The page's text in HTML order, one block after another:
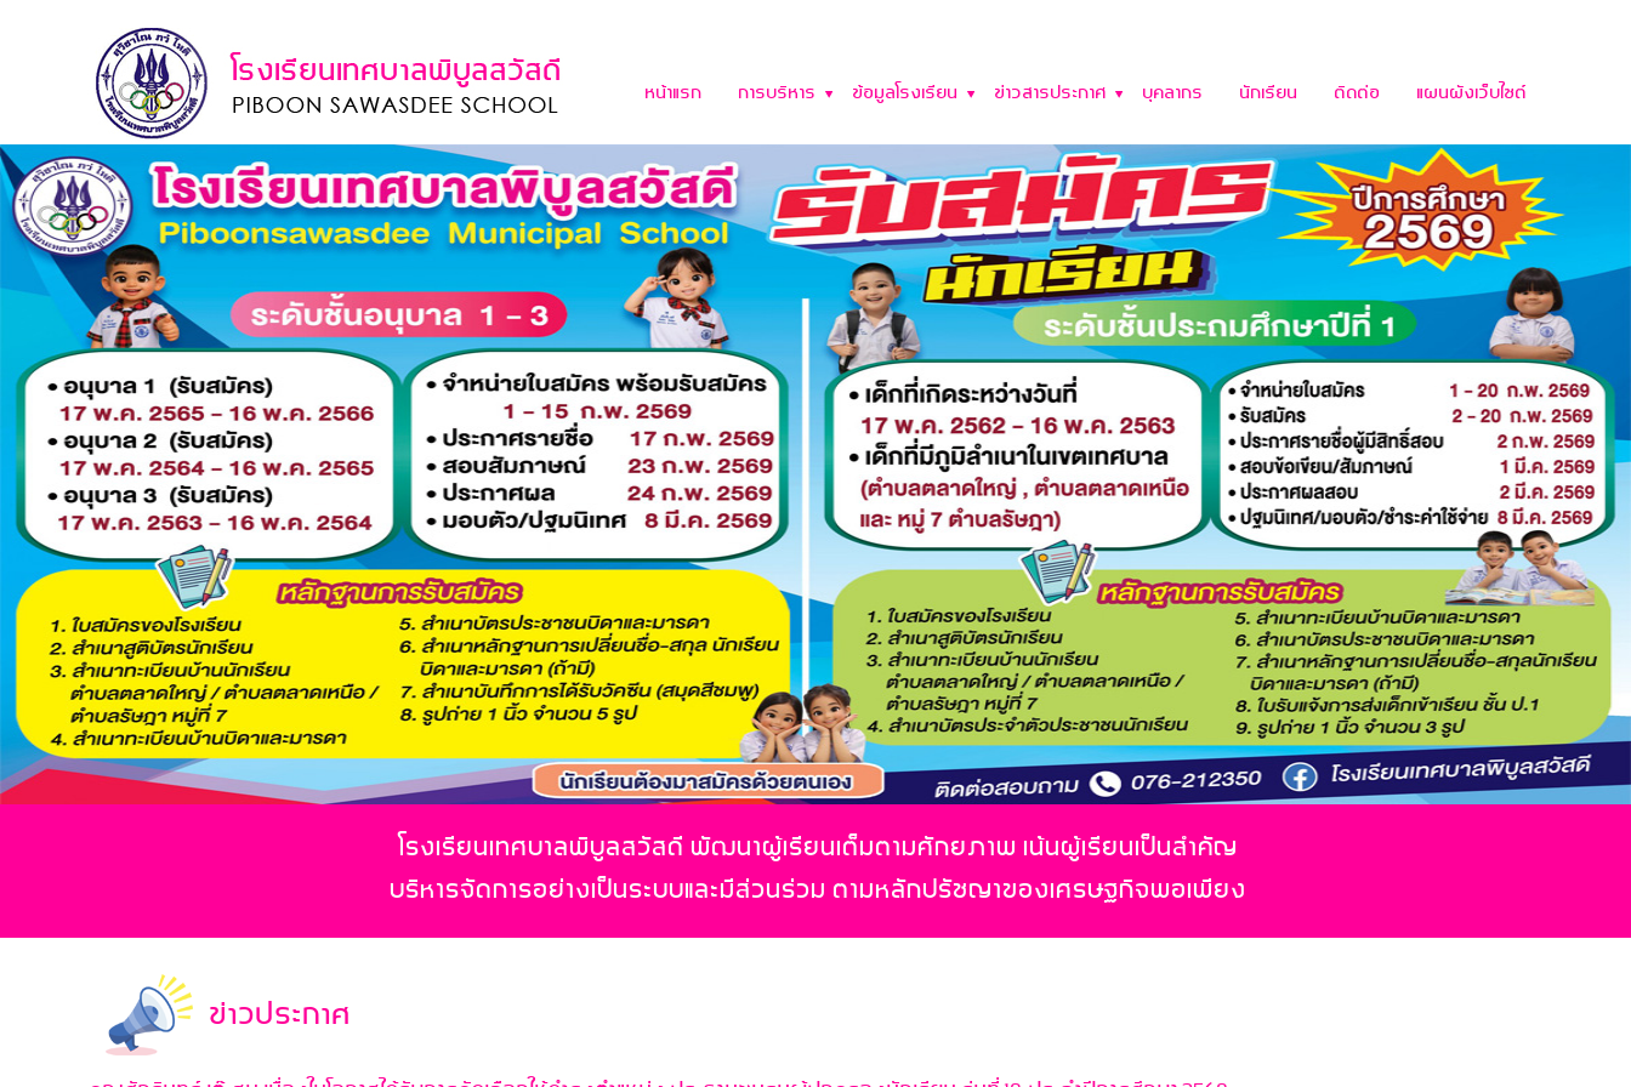
หน้าแรก การบริหาร ข้อมูลโรงเรียน ข่าวสารประกาศ บุคลากร นักเรียน ติดต่อ แผนผังเว็บไซต์
โรงเรียนเทศบาลพิบูลสวัสดี พัฒนาผู้เรียนเต็มตามศักยภาพ เน้นผู้เรียนเป็นสำคัญ
บริหารจัดการอย่างเป็นระบบและมีส่วนร่วม ตามหลักปรัชญาของเศรษฐกิจพอเพียง
ข่าวประกาศ